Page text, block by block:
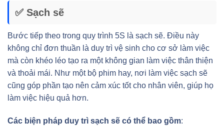
✅ Sạch sẽ
Bước tiếp theo trong quy trình 5S là sạch sẽ. Điều này
không chỉ đơn thuần là duy trì vệ sinh cho cơ sở làm việc
mà còn khéo léo tạo ra một không gian làm việc thân thiện
và thoải mái. Như một bộ phim hay, nơi làm việc sạch sẽ
cũng góp phần tạo nên cảm xúc tốt cho nhân viên, giúp họ
làm việc hiệu quả hơn.
Các biện pháp duy trì sạch sẽ có thể bao gồm: